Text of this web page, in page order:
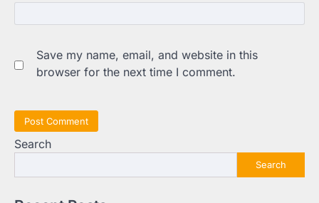
Save my name, email, and website in this
browser for the next time I comment.
Search
Search